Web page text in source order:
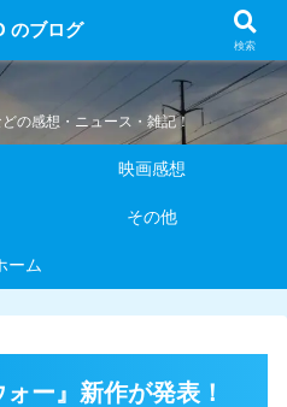
のブログ
の感想・ニュース・雑記！
映画感想
その他
ーム
ー』新作が発表！
のブログ
検索